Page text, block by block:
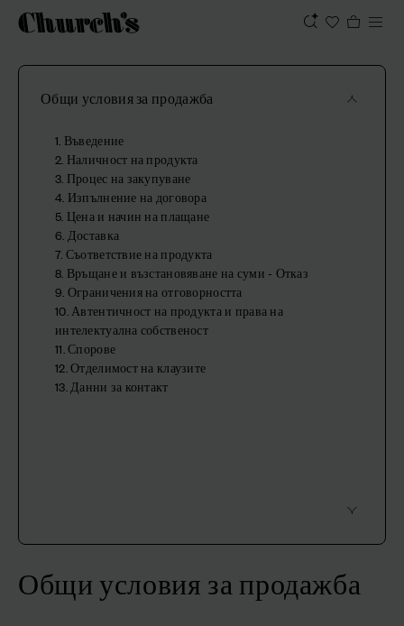
Общи условия за продажба
1. Въведение
2. Наличност на продукта
3. Процес на закупуване
4. Изпълнение на договора
5. Цена и начин на плащане
6. Доставка
7. Съответствие на продукта
8. Връщане и възстановяване на суми - Отказ
9. Ограничения на отговорността
10. Автентичност на продукта и права на
интелектуална собственост
11. Спорове
12. Отделимост на клаузите
13. Данни за контакт
Общи условия за продажба